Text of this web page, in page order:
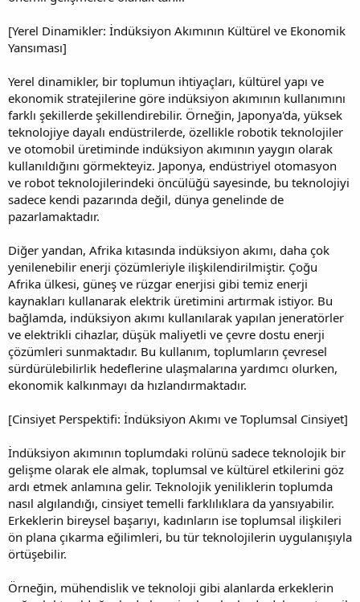
[Yerel Dinamikler: İndüksiyon Akımının Kültürel ve Ekonomik
Yansıması]
Yerel dinamikler, bir toplumun ihtiyaçları, kültürel yapı ve
ekonomik stratejilerine göre indüksiyon akımının kullanımını
farklı şekillerde şekillendirebilir. Örneğin, Japonya'da, yüksek
teknolojiye dayalı endüstrilerde, özellikle robotik teknolojiler
ve otomobil üretiminde indüksiyon akımının yaygın olarak
kullanıldığını görmekteyiz. Japonya, endüstriyel otomasyon
ve robot teknolojilerindeki öncülüğü sayesinde, bu teknolojiyi
sadece kendi pazarında değil, dünya genelinde de
pazarlamaktadır.
Diğer yandan, Afrika kıtasında indüksiyon akımı, daha çok
yenilenebilir enerji çözümleriyle ilişkilendirilmiştir. Çoğu
Afrika ülkesi, güneş ve rüzgar enerjisi gibi temiz enerji
kaynakları kullanarak elektrik üretimini artırmak istiyor. Bu
bağlamda, indüksiyon akımı kullanılarak yapılan jeneratörler
ve elektrikli cihazlar, düşük maliyetli ve çevre dostu enerji
çözümleri sunmaktadır. Bu kullanım, toplumların çevresel
sürdürülebilirlik hedeflerine ulaşmalarına yardımcı olurken,
ekonomik kalkınmayı da hızlandırmaktadır.
[Cinsiyet Perspektifi: İndüksiyon Akımı ve Toplumsal Cinsiyet]
İndüksiyon akımının toplumdaki rolünü sadece teknolojik bir
gelişme olarak ele almak, toplumsal ve kültürel etkilerini göz
ardı etmek anlamına gelir. Teknolojik yeniliklerin toplumda
nasıl algılandığı, cinsiyet temelli farklılıklara da yansıyabilir.
Erkeklerin bireysel başarıyı, kadınların ise toplumsal ilişkileri
ön plana çıkarma eğilimleri, bu tür teknolojilerin uygulanışıyla
örtüşebilir.
Örneğin, mühendislik ve teknoloji gibi alanlarda erkeklerin